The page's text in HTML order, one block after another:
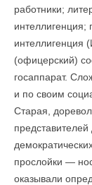
работники;
интеллигенция;
интеллигенция
(офицерский)
госаппарат.
и по своим
Старая,
прослойки —
оказывали